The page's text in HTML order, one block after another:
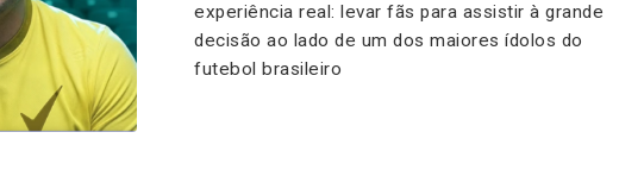
experiência real: levar fãs para assistir à grande
decisão ao lado de um dos maiores ídolos do
futebol brasileiro